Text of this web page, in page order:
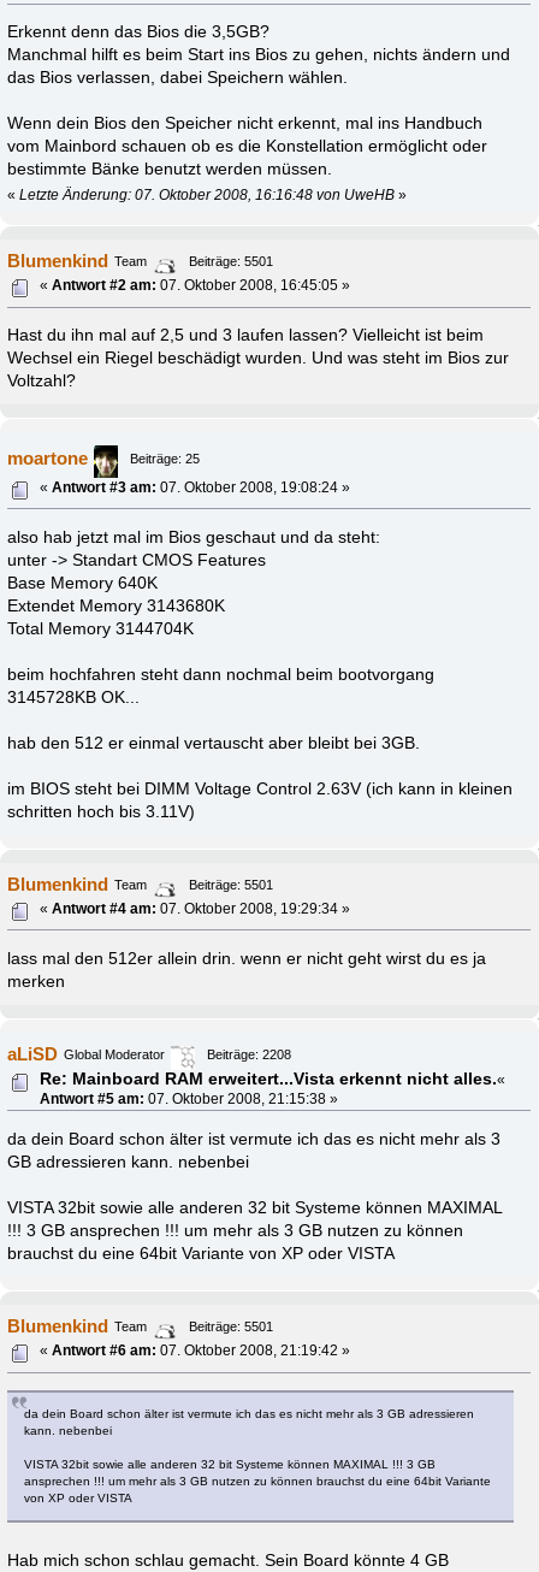
Erkennt denn das Bios die 3,5GB?
Manchmal hilft es beim Start ins Bios zu gehen, nichts ändern und
das Bios verlassen, dabei Speichern wählen.
Wenn dein Bios den Speicher nicht erkennt, mal ins Handbuch
vom Mainbord schauen ob es die Konstellation ermöglicht oder
bestimmte Bänke benutzt werden müssen.
«Letzte Änderung: 07. Oktober 2008, 16:16:48 von UweHB »
Blumenkind Team
Beiträge: 5501
«Antwort #2 am: 07. Oktober 2008, 16:45:05 »
Hast du ihn mal auf 2,5 und 3 laufen lassen? Vielleicht ist beim
Wechsel ein Riegel beschädigt wurden. Und was steht im Bios zur
Voltzahl?
moartone
Beiträge: 25
«Antwort #3 am: 07. Oktober 2008, 19:08:24 »
also hab jetzt mal im Bios geschaut und da steht:
unter -> Standart CMOS Features
Base Memory 640K
Extendet Memory 3143680K
Total Memory 3144704K
beim hochfahren steht dann nochmal beim bootvorgang
3145728KB OK...
hab den 512 er einmal vertauscht aber bleibt bei 3GB.
im BIOS steht bei DIMM Voltage Control 2.63V (ich kann in kleinen
schritten hoch bis 3.11V)
Blumenkind Team
Beiträge: 5501
«Antwort #4 am: 07. Oktober 2008, 19:29:34 »
lass mal den 512er allein drin. wenn er nicht geht wirst du es ja
merken
aLiSD Global Moderator Beiträge: 2208
Re: Mainboard RAM erweitert...Vista erkennt nicht alles.«
Antwort #5 am: 07. Oktober 2008, 21:15:38 »
da dein Board schon älter ist vermute ich das es nicht mehr als 3
GB adressieren kann. nebenbei
VISTA 32bit sowie alle anderen 32 bit Systeme können MAXIMAL
!!! 3 GB ansprechen !!! um mehr als 3 GB nutzen zu können
brauchst du eine 64bit Variante von XP oder VISTA
Blumenkind Team
Beiträge: 5501
«Antwort #6 am: 07. Oktober 2008, 21:19:42 »
da dein Board schon älter ist vermute ich das es nicht mehr als 3 GB adressieren
kann. nebenbei
VISTA 32bit sowie alle anderen 32 bit Systeme können MAXIMAL !!! 3 GB
ansprechen !!! um mehr als 3 GB nutzen zu können brauchst du eine 64bit Variante
von XP oder VISTA
Hab mich schon schlau gemacht. Sein Board könnte 4 GB